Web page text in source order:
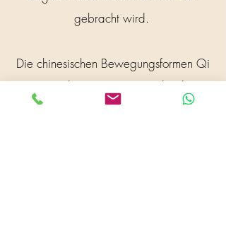
gebracht wird.
Die chinesischen Bewegungsformen Qi
Gong und Taiji unterstützen die davor
genannten Therapien. Diese Übungen